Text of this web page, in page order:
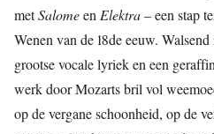
metSalomeen Elektra– een stap
Wenen van de 18de eeuw.
grootse vocale lyriek en een
werk door Mozarts bril vol
op de vergane schoonheid, op de